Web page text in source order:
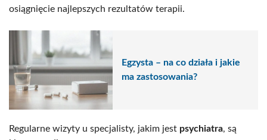
osiągnięcie najlepszych rezultatów terapii.
Egzysta – na co działa i jakie
ma zastosowania?
Regularne wizyty u specjalisty, jakim jest psychiatra, są